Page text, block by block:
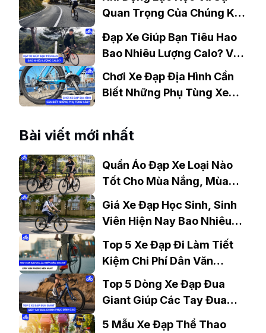
Quan Trọng Của Chúng Khi
Đạp Xe Giúp Bạn Tiêu Hao
Bao Nhiêu Lượng Calo? Và
Những Lưu Ý.
Chơi Xe Đạp Địa Hình Cần
Biết Những Phụ Tùng Xe
Bài viết mới nhất
Quần Áo Đạp Xe Loại Nào
Tốt Cho Mùa Nắng, Mùa
Giá Xe Đạp Học Sinh, Sinh
Viên Hiện Nay Bao Nhiêu?
Top 5 Xe Đạp Đi Làm Tiết
Kiệm Chi Phí Dân Văn
Phòng Nên Mua?
Top 5 Dòng Xe Đạp Đua
Giant Giúp Các Tay Đua
Chinh Phục Đỉnh Cao
5 Mẫu Xe Đạp Thể Thao